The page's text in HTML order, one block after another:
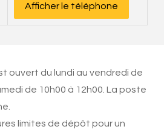
Afficher le téléphone
ouvert du lundi au vendredi de
de 10h00 à 12h00. La poste
limites de dépôt pour un